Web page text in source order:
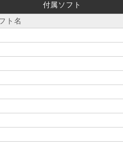
付属ソフト
ト名